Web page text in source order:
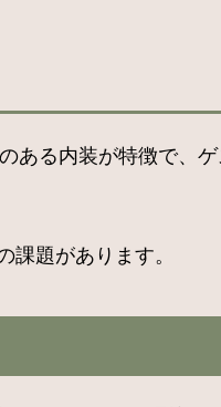
る内装が特徴で、
課題があります。